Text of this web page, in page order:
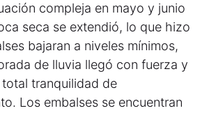
compleja en mayo y junio
seca se extendió, lo que hizo
bajaran a niveles mínimos,
de lluvia llegó con fuerza y
tranquilidad de
Los embalses se encuentran